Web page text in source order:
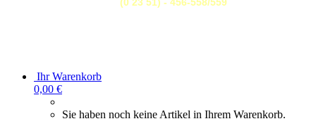
Ihr Warenkorb
0,00 €
Sie haben noch keine Artikel in Ihrem Warenkorb.